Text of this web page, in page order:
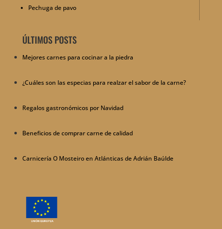
Pechuga de pavo
ÚLTIMOS POSTS
Mejores carnes para cocinar a la piedra
¿Cuáles son las especias para realzar el sabor de la carne?
Regalos gastronómicos por Navidad
Beneficios de comprar carne de calidad
Carnicería O Mosteiro en Atlánticas de Adrián Baúlde